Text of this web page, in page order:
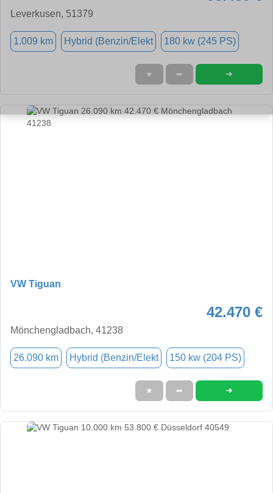
Leverkusen, 51379
1.009 km Hybrid (Benzin/Elekt 180 kw (245 PS)
★ ➦ ➜
VW Tiguan
42.470 €
Mönchengladbach, 41238
26.090 km Hybrid (Benzin/Elekt 150 kw (204 PS)
★ ➦ ➜